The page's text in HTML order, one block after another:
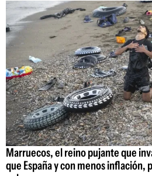
Marruecos, el reino pujante que
que España y con menos inflación,